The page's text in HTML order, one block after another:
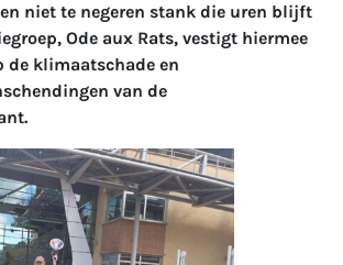
niet te negeren stank die uren blijft
Ode aux Rats, vestigt hiermee
de klimaatschade en
van de